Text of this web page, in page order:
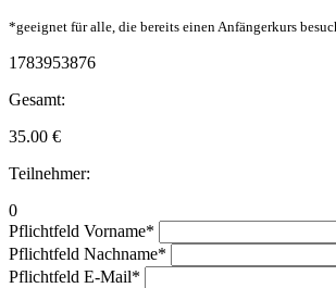
*geeignet für alle, die bereits einen Anfängerkurs
1783953876
Gesamt:
35.00 €
Teilnehmer:
0
Pflichtfeld Vorname*
Pflichtfeld Nachname*
Pflichtfeld E-Mail*